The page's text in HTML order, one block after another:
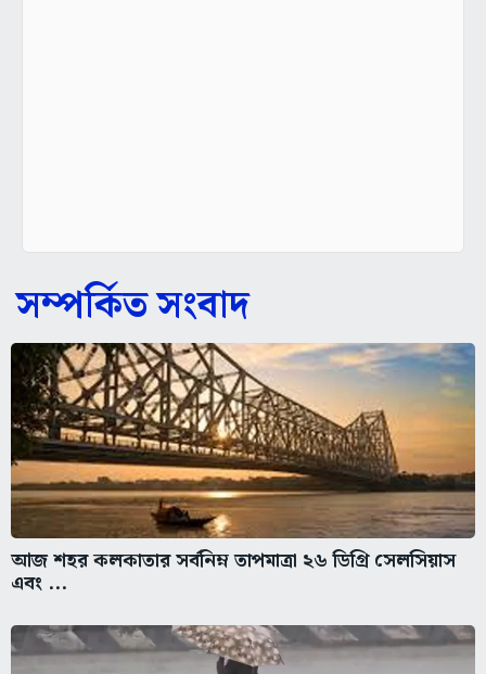
সম্পর্কিত সংবাদ
আজ শহর কলকাতার সর্বনিম্ন তাপমাত্রা ২৬ ডিগ্রি সেলসিয়াস
এবং ...